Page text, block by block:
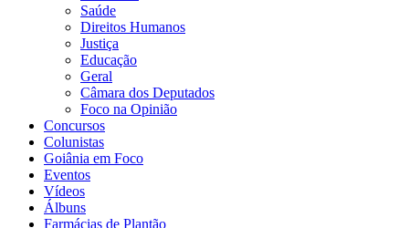
Saúde
Direitos Humanos
Justiça
Educação
Geral
Câmara dos Deputados
Foco na Opinião
Concursos
Colunistas
Goiânia em Foco
Eventos
Vídeos
Álbuns
Farmácias de Plantão